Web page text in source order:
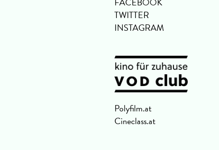
TWITTER
INSTAGRAM
Polyfilm.at
Cineclass.at